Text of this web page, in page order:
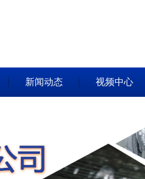
新闻动态 视频中心